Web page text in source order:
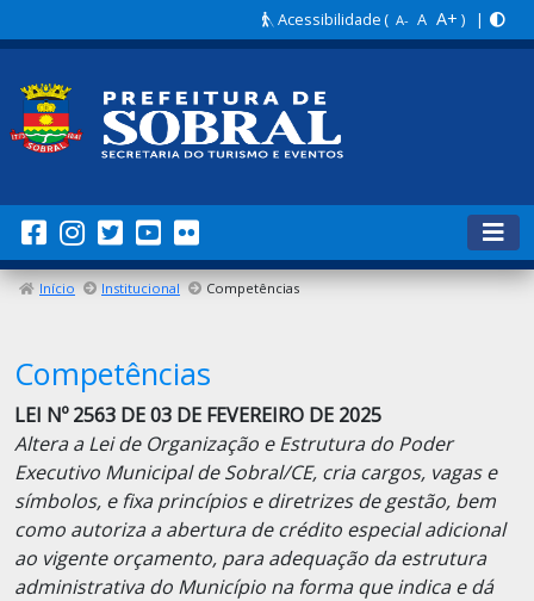
Acessibilidade( A- A A+ ) |
Início Institucional Competências
Competências
LEI Nº 2563 DE 03 DE FEVEREIRO DE 2025
Altera a Lei de Organização e Estrutura do Poder
Executivo Municipal de Sobral/CE, cria cargos, vagas e
símbolos, e fixa princípios e diretrizes de gestão, bem
como autoriza a abertura de crédito especial adicional
ao vigente orçamento, para adequação da estrutura
administrativa do Município na forma que indica e dá